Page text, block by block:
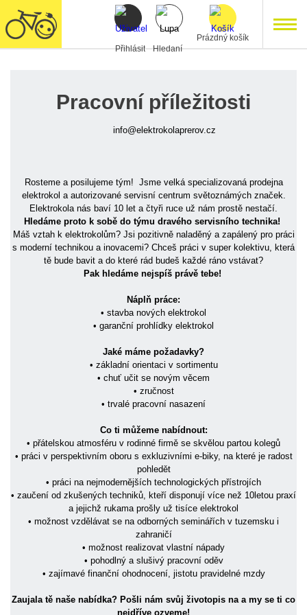
Přihlásit Hledaní
Prázdný košík
Pracovní příležitosti
info@elektrokolaprerov.cz
Rosteme a posilujeme tým! Jsme velká specializovaná prodejna
elektrokol a autorizované servisní centrum světoznámých značek.
Elektrokola nás baví 10 let a čtyři ruce už nám prostě nestačí.
Hledáme proto k sobě do týmu dravého servisního technika!
Máš vztah k elektrokolům? Jsi pozitivně naladěný a zapálený pro práci
s moderní technikou a inovacemi? Chceš práci v super kolektivu, která
tě bude bavit a do které rád budeš každé ráno vstávat?
Pak hledáme nejspíš právětebe!
Náplň práce:
• stavba nových elektrokol
• garanční prohlídky elektrokol
Jaké máme požadavky?
• základní orientaci v sortimentu
• chuť učit se novým věcem
• zručnost
• trvalé pracovní nasazení
Co ti můžeme nabídnout:
• přátelskou atmosféru v rodinné firmě se skvělou partou kolegů
• práci v perspektivním oboru s exkluzivními e-biky, na které je radost
pohledět
• práci na nejmodernějších technologických přístrojích
• zaučení od zkušených techniků, kteří disponují více než 10letou praxí
a jejichž rukama prošly už tisíce elektrokol
• možnost vzdělávat se na odborných seminářích v tuzemsku i
zahraničí
• možnost realizovat vlastní nápady
• pohodlný a slušivý pracovní oděv
• zajímavé finanční ohodnocení, jistotu pravidelné mzdy
Zaujala tě naše nabídka? Pošli nám svůj životopis na a my se ti co
nejdříve ozveme!